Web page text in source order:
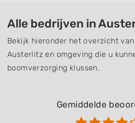
Alle bedrijven in
Bekijk hieronder het overzicht
Austerlitz en omgeving die u
boomverzorging klussen.
Gemiddelde